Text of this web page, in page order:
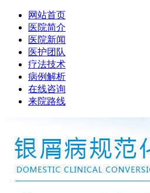
网站首页
医院简介
医院新闻
医护团队
疗法技术
病例解析
在线咨询
来院路线